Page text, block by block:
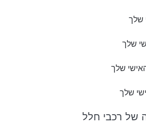
שלך
שלך
שלך
שלך